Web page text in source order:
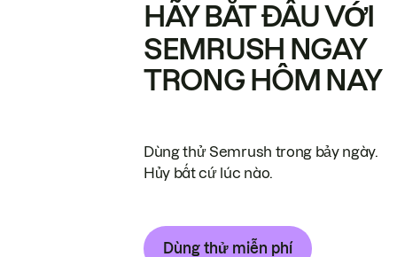
HÃY BẮT ĐẦU VỚI
SEMRUSH NGAY
TRONG HÔM NAY
Dùng thử Semrush trong bảy ngày.
Hủy bất cứ lúc nào.
Dùng thử miễn phí